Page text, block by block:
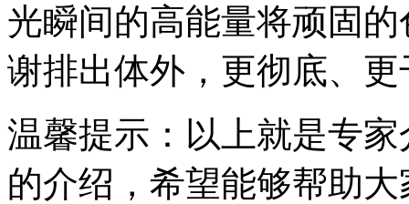
光瞬间的高能量将顽固
谢排出体外，更彻底、
温馨提示：以上就是专
的介绍，希望能够帮助